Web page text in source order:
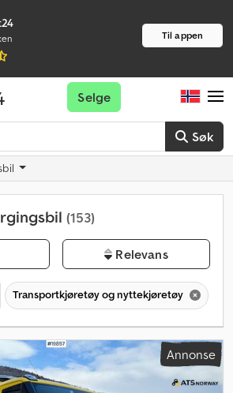
Til appen
Søk
Selge
(153)
Relevans
Transportkjøretøy og nyttekjøretøy
Annonse